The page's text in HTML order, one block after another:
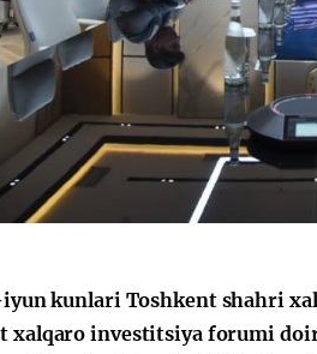
kunlari Toshkent shahri
xalqaro investitsiya forumi